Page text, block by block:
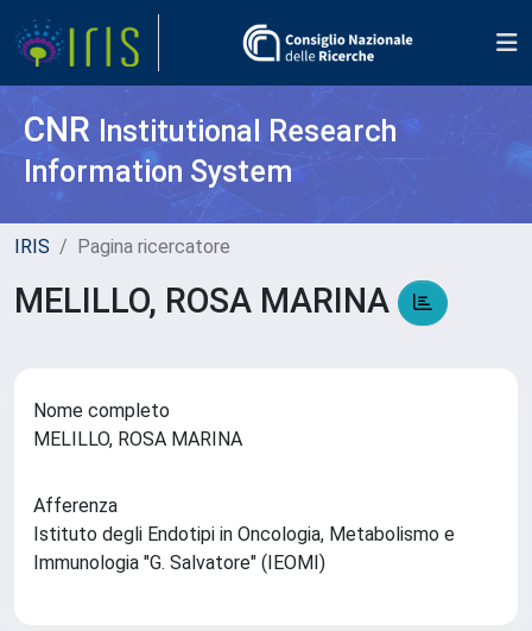
CNR Institutional Research
Information System
IRIS Pagina ricercatore
MELILLO, ROSA MARINA
Nome completo
MELILLO, ROSA MARINA
Afferenza
Istituto degli Endotipi in Oncologia, Metabolismo e
Immunologia "G. Salvatore" (IEOMI)